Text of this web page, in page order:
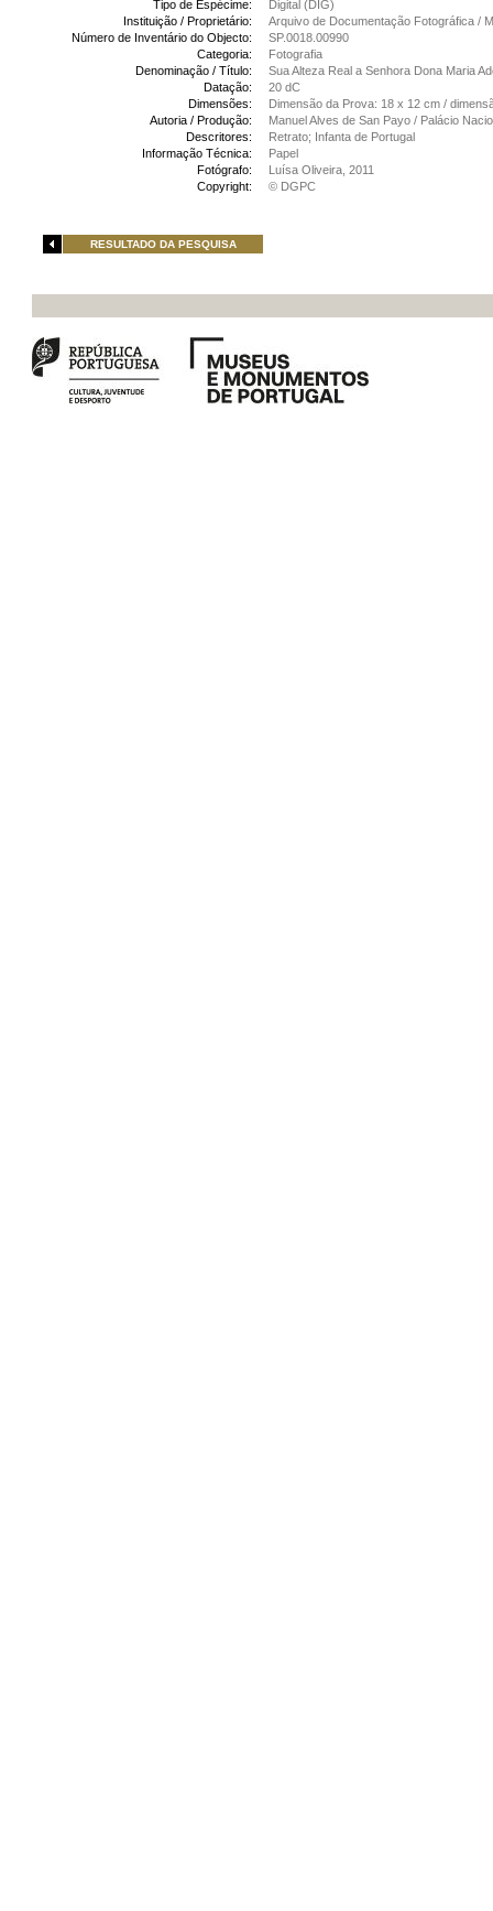
Tipo de Espécime:
Digital (DIG)
Instituição / Proprietário:
Arquivo de Documentação Fotográfica /
Número de Inventário do Objecto:
SP.0018.00990
Categoria:
Fotografia
Denominação / Título:
Sua Alteza Real a Senhora Dona Maria
Datação:
20 dC
Dimensões:
Dimensão da Prova: 18 x 12 cm /
Autoria / Produção:
Manuel Alves de San Payo / Palácio
Descritores:
Retrato; Infanta de Portugal
Informação Técnica:
Papel
Fotógrafo:
Luísa Oliveira, 2011
Copyright:
© DGPC
RESULTADO DA PESQUISA